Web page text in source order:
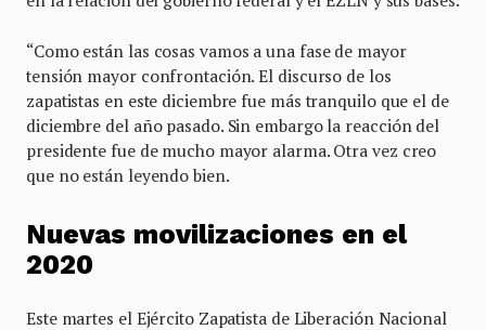
“Como están las cosas vamos a una fase de mayor
tensión mayor confrontación. El discurso de los
zapatistas en este diciembre fue más tranquilo que el de
diciembre del año pasado. Sin embargo la reacción del
presidente fue de mucho mayor alarma. Otra vez creo
que no están leyendo bien.
Nuevas movilizaciones en el
2020
Este martes el Ejército Zapatista de Liberación Nacional